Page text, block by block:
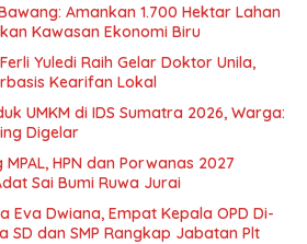
Amankan 1.700 Hektar Lahan
Kawasan Ekonomi Biru
Yuledi Raih Gelar Doktor Unila,
Kearifan Lokal
UMKM di IDS Sumatra 2026, Warga:
Digelar
HPN dan Porwanas 2027
Sai Bumi Ruwa Jurai
Eva Dwiana, Empat Kepala OPD Di-
SD dan SMP Rangkap Jabatan Plt